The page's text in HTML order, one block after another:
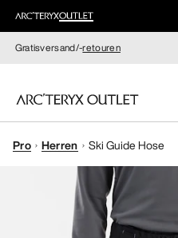
Gratisversand/-retouren
DAMEN
HERREN
Pro Herren Ski Guide Hose